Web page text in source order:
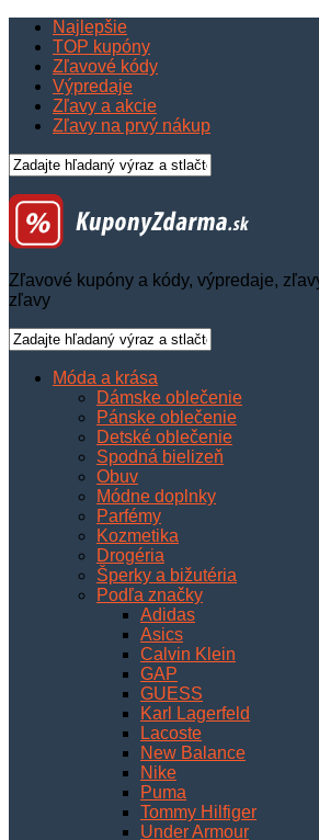
Najlepšie
TOP kupóny
Zľavové kódy
Výpredaje
Zľavy a akcie
Zľavy na prvý nákup
Zľavové kupóny a kódy, výpredaje,
zľavy
Móda a krása
Dámske oblečenie
Pánske oblečenie
Detské oblečenie
Spodná bielizeň
Obuv
Módne doplnky
Parfémy
Kozmetika
Drogéria
Šperky a bižutéria
Podľa značky
Adidas
Asics
Calvin Klein
GAP
GUESS
Karl Lagerfeld
Lacoste
New Balance
Nike
Puma
Tommy Hilfiger
Under Armour